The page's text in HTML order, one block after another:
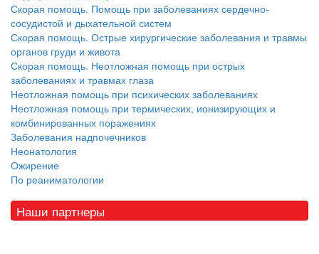
Скорая помощь. Помощь при заболеваниях сердечно-
сосудистой и дыхательной систем
Скорая помощь. Острые хирургические заболевания и травмы
органов груди и живота
Скорая помощь. Неотложная помощь при острых
заболеваниях и травмах глаза
Неотложная помощь при психических заболеваниях
Неотложная помощь при термических, ионизирующих и
комбинированных поражениях
Заболевания надпочечников
Неонатология
Ожирение
По реаниматологии
Наши партнеры